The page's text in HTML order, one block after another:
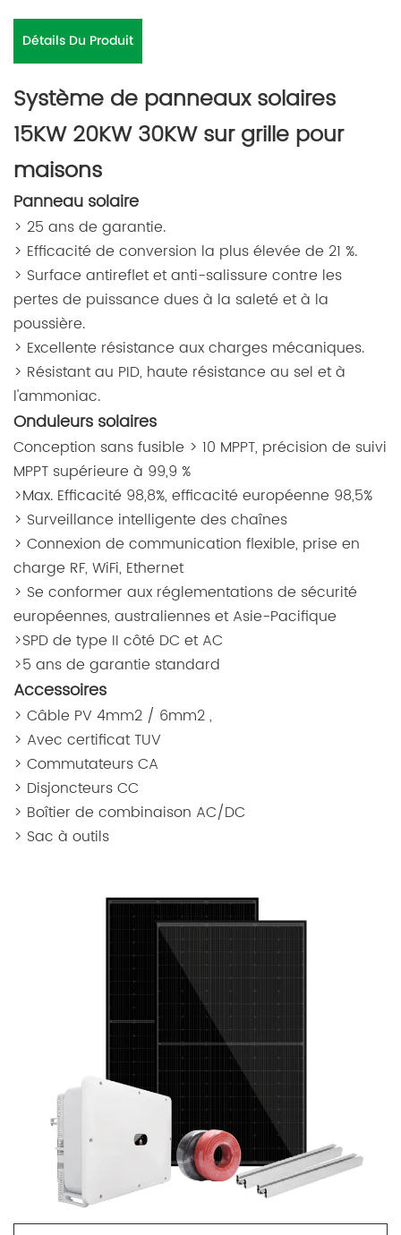
Détails Du Produit
Système de panneaux solaires
15KW 20KW 30KW sur grille pour
maisons
Panneau solaire
> 25 ans de garantie.
> Efficacité de conversion la plus élevée de 21 %.
> Surface antireflet et anti-salissure contre les
pertes de puissance dues à la saleté et à la
poussière.
> Excellente résistance aux charges mécaniques.
> Résistant au PID, haute résistance au sel et à
l'ammoniac.
Onduleurs solaires
Conception sans fusible > 10 MPPT, précision de suivi
MPPT supérieure à 99,9 %
>Max. Efficacité 98,8%, efficacité européenne 98,5%
> Surveillance intelligente des chaînes
> Connexion de communication flexible, prise en
charge RF, WiFi, Ethernet
> Se conformer aux réglementations de sécurité
européennes, australiennes et Asie-Pacifique
>SPD de type II côté DC et AC
>5 ans de garantie standard
Accessoires
> Câble PV 4mm2 / 6mm2 ,
> Avec certificat TUV
> Commutateurs CA
> Disjoncteurs CC
> Boîtier de combinaison AC/DC
> Sac à outils